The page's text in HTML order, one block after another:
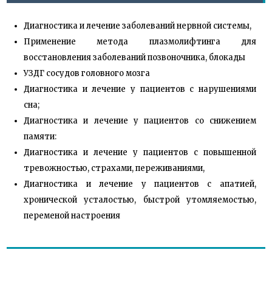
Диагностика и лечение заболеваний нервной системы,
Применение метода плазмолифтинга для
восстановления заболеваний позвоночника, блокады
УЗДГ сосудов головного мозга
Диагностика и лечение у пациентов с нарушениями
сна;
Диагностика и лечение у пациентов со снижением
памяти:
Диагностика и лечение у пациентов с повышенной
тревожностью, страхами, переживаниями,
Диагностика и лечение у пациентов с апатией,
хронической усталостью, быстрой утомляемостью,
переменой настроения